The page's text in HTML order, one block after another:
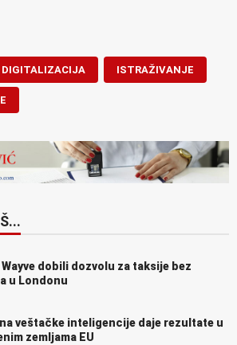
DIGITALIZACIJA ISTRAŽIVANJE
Wayve dobili dozvolu za taksije bez
u Londonu
veštačke inteligencije daje rezultate u
zemljama EU